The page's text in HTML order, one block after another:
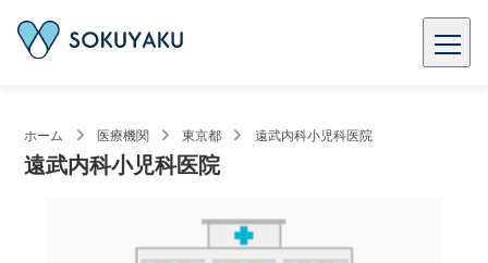
ホーム 医療機関 東京都 遠武内科小児科医院
遠武内科小児科医院